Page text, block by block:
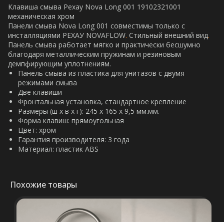
Клавиша смыва Рехау Nova Long 001 19102321001
механическая хром
Панели смыва Nova Long 001 совместимы только с
инсталляциями РЕХАУ NOVAFLOW. Стильный внешний вид.
Панель смыва работает мягко и практически бесшумно
благодаря металлическим пружинам и резиновым
демпфирующим уплотнениям.
Панель смыва из пластика для унитазов c двумя
режимами смыва
Две клавиши
Фронтальная установка, стандартное крепление
Размеры (ш x в x г): 245 х 165 х 9,5 мм.мм.
Форма клавиш: прямоугольная
Цвет: хром
Гарантия производителя: 3 года
Материал: пластик ABS
Похожие товары